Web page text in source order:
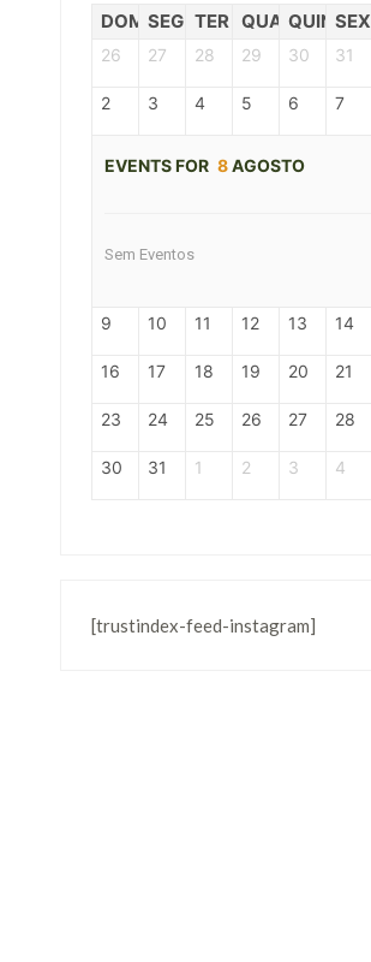
DOM SEG TER QUARQUIN SEX
26 27 28 29 30 31
2 3 4 5 6 7
EVENTS FOR 8AGOSTO
Sem Eventos
9 10 11 12 13 14
16 17 18 19 20 21
23 24 25 26 27 28
30 31 1 2 3 4
[trustindex-feed-instagram]